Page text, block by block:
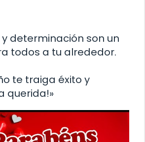
y determinación son un
todos a tu alrededor.
te traiga éxito y
querida!»